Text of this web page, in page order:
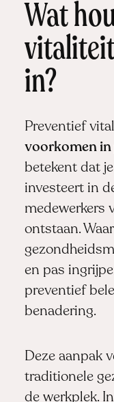
Wat
in?
Preventief
voorkomen in
betekent dat
investeert in
medewerkers
ontstaan.
en pas
preventief
benadering.
Deze aanpak
traditionele
de werkplek.